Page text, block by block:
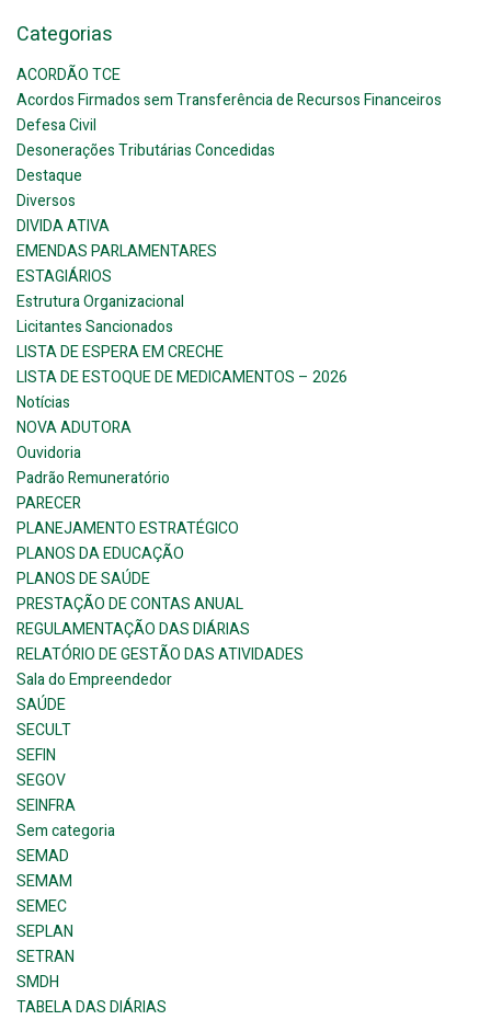
Categorias
ACORDÃO TCE
Acordos Firmados sem Transferência de Recursos Financeiros
Defesa Civil
Desonerações Tributárias Concedidas
Destaque
Diversos
DIVIDA ATIVA
EMENDAS PARLAMENTARES
ESTAGIÁRIOS
Estrutura Organizacional
Licitantes Sancionados
LISTA DE ESPERA EM CRECHE
LISTA DE ESTOQUE DE MEDICAMENTOS – 2026
Notícias
NOVA ADUTORA
Ouvidoria
Padrão Remuneratório
PARECER
PLANEJAMENTO ESTRATÉGICO
PLANOS DA EDUCAÇÃO
PLANOS DE SAÚDE
PRESTAÇÃO DE CONTAS ANUAL
REGULAMENTAÇÃO DAS DIÁRIAS
RELATÓRIO DE GESTÃO DAS ATIVIDADES
Sala do Empreendedor
SAÚDE
SECULT
SEFIN
SEGOV
SEINFRA
Sem categoria
SEMAD
SEMAM
SEMEC
SEPLAN
SETRAN
SMDH
TABELA DAS DIÁRIAS